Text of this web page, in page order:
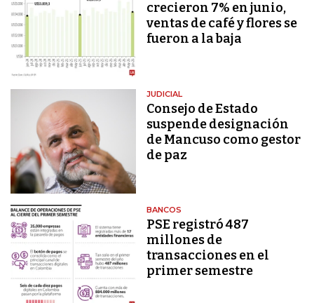
crecieron 7% en junio,
ventas de café y flores se
fueron a la baja
JUDICIAL
Consejo de Estado
suspende designación
de Mancuso como gestor
de paz
BANCOS
PSE registró 487
millones de
transacciones en el
primer semestre